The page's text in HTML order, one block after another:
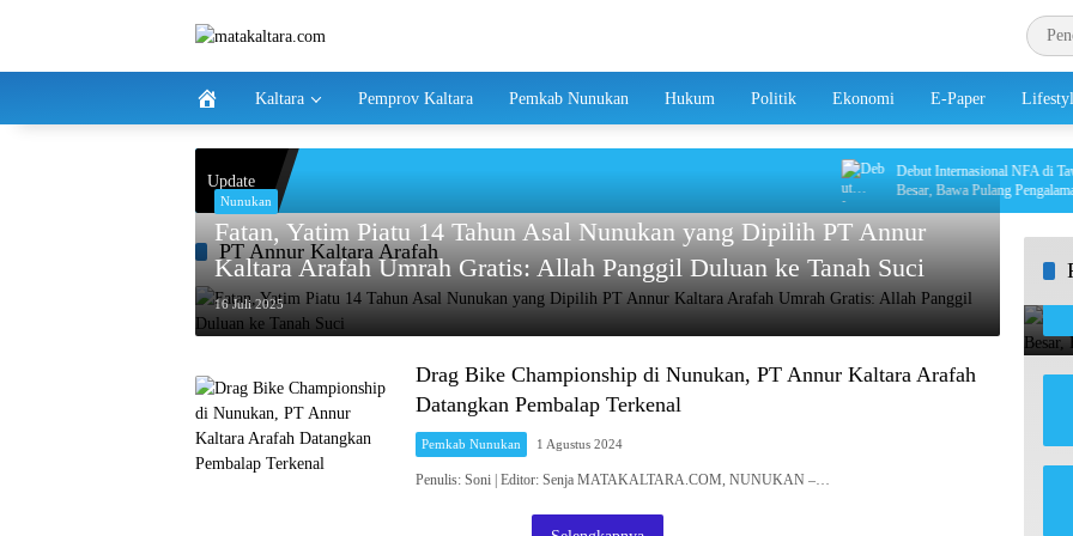
Kaltara Pemprov Kaltara Pemkab Nunukan Hukum Politik Ekonomi E-Paper
Update
Debut Internasional NFA di Tawau
Besar, Bawa Pulang Pengalaman
PT Annur Kaltara Arafah
Nunukan
Fatan, Yatim Piatu 14 Tahun Asal Nunukan yang Dipilih PT Annur
Kaltara Arafah Umrah Gratis: Allah Panggil Duluan ke Tanah Suci
16 Juli 2025
Drag Bike Championship di Nunukan, PT Annur Kaltara Arafah
Datangkan Pembalap Terkenal
Pemkab Nunukan 1 Agustus 2024
Penulis: Soni | Editor: Senja MATAKALTARA.COM, NUNUKAN –…